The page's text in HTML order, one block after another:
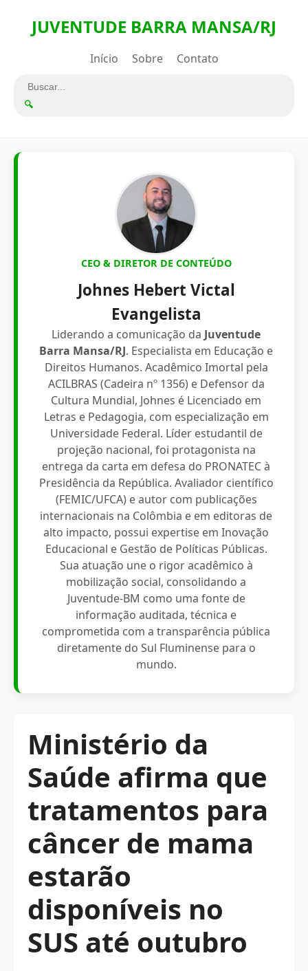
JUVENTUDE BARRA MANSA/RJ
Início Sobre Contato
🔍
CEO & DIRETOR DE CONTEÚDO
Johnes Hebert Victal
Evangelista
Liderando a comunicação da Juventude
Barra Mansa/RJ. Especialista em Educação e
Direitos Humanos. Acadêmico Imortal pela
ACILBRAS (Cadeira nº 1356) e Defensor da
Cultura Mundial, Johnes é Licenciado em
Letras e Pedagogia, com especialização em
Universidade Federal. Líder estudantil de
projeção nacional, foi protagonista na
entrega da carta em defesa do PRONATEC à
Presidência da República. Avaliador científico
(FEMIC/UFCA) e autor com publicações
internacionais na Colômbia e em editoras de
alto impacto, possui expertise em Inovação
Educacional e Gestão de Políticas Públicas.
Sua atuação une o rigor acadêmico à
mobilização social, consolidando a
Juventude-BM como uma fonte de
informação auditada, técnica e
comprometida com a transparência pública
diretamente do Sul Fluminense para o
mundo.
Ministério da
Saúde afirma que
tratamentos para
câncer de mama
estarão
disponíveis no
SUS até outubro